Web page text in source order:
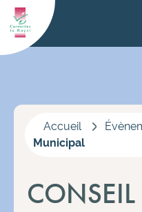
Accueil
Municipal